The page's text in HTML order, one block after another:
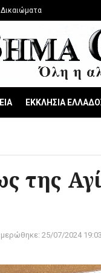
ΕΚΚΛΗΣΙΑ
της
25/07/2024